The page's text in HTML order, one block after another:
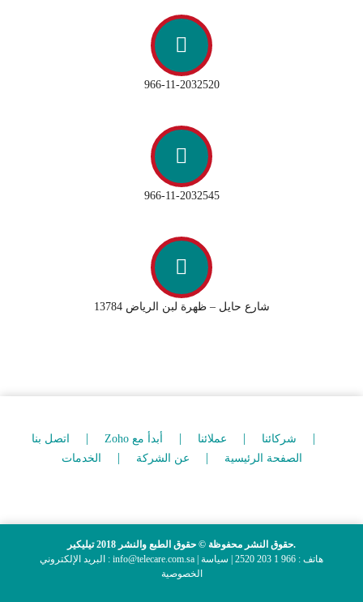
966-11-2032520
966-11-2032545
شارع حايل – ظهرة لبن الرياض 13784
اتصل بنا Zoho أبدأ مع عملائنا
شركائنا
الخدمات
عن الشركة الصفحة الرئيسية
حقوق النشر محفوظة © حقوق الطبع والنشر 2018 تيليكير.
البريد الإلكتروني : info@telecare.com.sa | هاتف : 966 1 203 2520 |
سياسة
الخصوصية